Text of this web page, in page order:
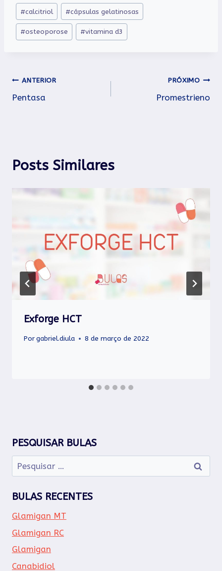
Tags
do
Post:
#calcitriol #cápsulas gelatinosas
#osteoporose #vitamina d3
Navegação
de
ANTERIOR
Pentasa
PRÓXIMO
Promestrieno
Posts Similares
Exforge HCT
Porgabriel.diula 8 de março de 2022
PESQUISAR BULAS
Pesquisar
por:
BULAS RECENTES
Glamigan MT
Glamigan RC
Glamigan
Canabidiol